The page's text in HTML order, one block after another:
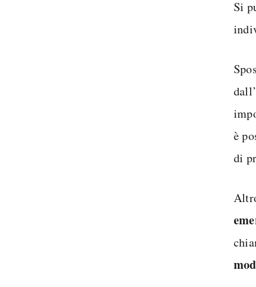
Si
è
di